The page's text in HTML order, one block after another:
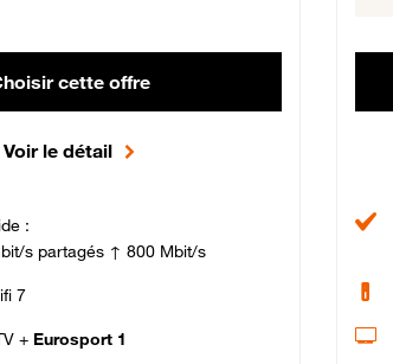
cette offre
Voir le détail
:
s partagés ↑ 800 Mbit/s
7
+ Eurosport 1